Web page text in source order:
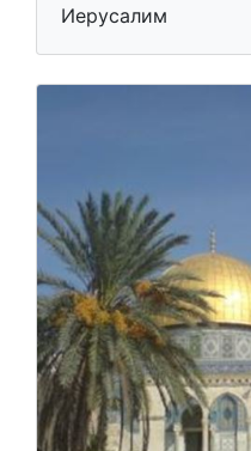
Иерусалим